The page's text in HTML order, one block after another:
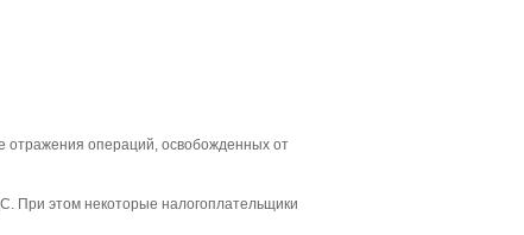
отражения операций, освобожденных от
При этом некоторые налогоплательщики